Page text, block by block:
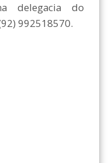
delegacia do
992518570.